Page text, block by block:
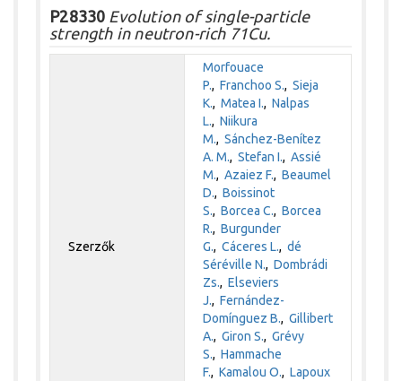
P28330 Evolution of single-particle
strength in neutron-rich 71Cu.
Szerzők
Morfouace
P.,Franchoo S.,Sieja
K.,Matea I.,Nalpas
L.,Niikura
M.,Sánchez-Benítez
A. M.,Stefan I.,Assié
M.,Azaiez F.,Beaumel
D.,Boissinot
S.,Borcea C.,Borcea
R.,Burgunder
G.,Cáceres L.,dé
Séréville N.,Dombrádi
Zs.,Elseviers
J.,Fernández-
Domínguez B.,Gillibert
A.,Giron S.,Grévy
S.,Hammache
F.,Kamalou O.,Lapoux